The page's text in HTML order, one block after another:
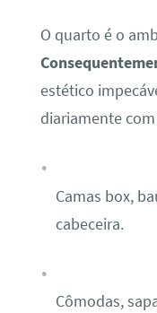
O quarto é o
estético
diariamente
Camas box,
cabeceira.
Cômodas,